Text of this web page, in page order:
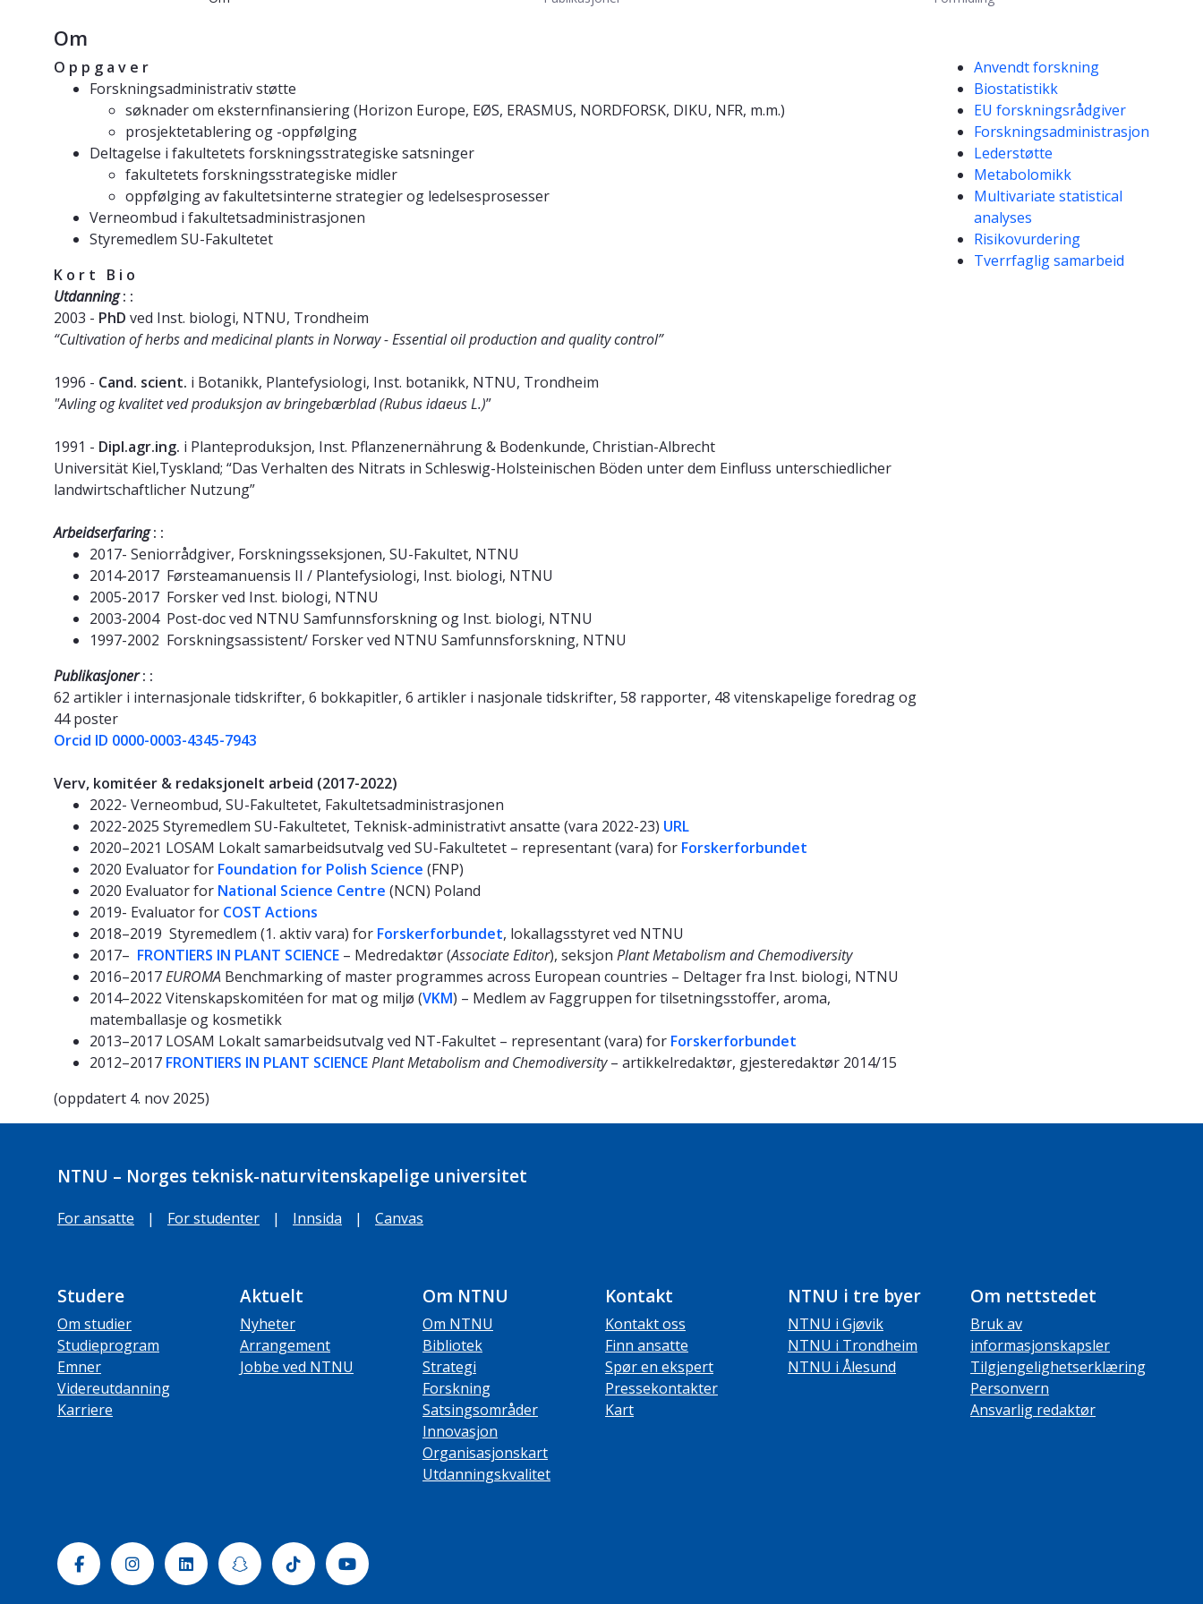
Om
O p p g a v e r
Forskningsadministrativ støtte
søknader om eksternfinansiering (Horizon Europe, EØS, ERASMUS, NORDFORSK, DIKU, NFR, m.m.)
prosjektetablering og -oppfølging
Deltagelse i fakultetets forskningsstrategiske satsninger
fakultetets forskningsstrategiske midler
oppfølging av fakultetsinterne strategier og ledelsesprosesser
Verneombud i fakultetsadministrasjonen
Styremedlem SU-Fakultetet
K o r t B i o
Utdanning: :
2003 - PhD ved Inst. biologi, NTNU, Trondheim
“Cultivation of herbs and medicinal plants in Norway - Essential oil production and quality control”
1996 - Cand. scient. i Botanikk, Plantefysiologi, Inst. botanikk, NTNU, Trondheim
"Avling og kvalitet ved produksjon av bringebærblad (Rubus idaeus L.)”
1991 - Dipl.agr.ing. i Planteproduksjon, Inst. Pflanzenernährung & Bodenkunde, Christian-Albrecht
Universität Kiel,Tyskland; “Das Verhalten des Nitrats in Schleswig-Holsteinischen Böden unterdem Einfluss unterschiedlicher
landwirtschaftlicher Nutzung”
Arbeidserfaring: :
2017- Seniorrådgiver, Forskningsseksjonen, SU-Fakultet, NTNU
2014-2017 Førsteamanuensis II / Plantefysiologi, Inst. biologi, NTNU
2005-2017 Forsker ved Inst. biologi, NTNU
2003-2004 Post-doc ved NTNU Samfunnsforskning og Inst. biologi, NTNU
1997-2002 Forskningsassistent/ Forsker ved NTNU Samfunnsforskning, NTNU
Publikasjoner: :
62 artikler i internasjonale tidskrifter, 6 bokkapitler, 6 artikler i nasjonale tidskrifter, 58 rapporter, 48 vitenskapelige foredrag og
44 poster
Orcid ID 0000-0003-4345-7943
Verv, komitéer & redaksjonelt arbeid (2017-2022)
2022- Verneombud, SU-Fakultetet, Fakultetsadministrasjonen
2022-2025 Styremedlem SU-Fakultetet, Teknisk-administrativt ansatte (vara 2022-23) URL
2020–2021 LOSAM Lokalt samarbeidsutvalg ved SU-Fakultetet – representant (vara) for Forskerforbundet
2020 Evaluator for Foundation for Polish Science (FNP)
2020 Evaluator for National Science Centre (NCN) Poland
2019- Evaluator for COST Actions
2018–2019 Styremedlem (1. aktiv vara) for Forskerforbundet, lokallagsstyret ved NTNU
2017– FRONTIERS IN PLANT SCIENCE – Medredaktør (Associate Editor), seksjon Plant Metabolism and Chemodiversity
2016–2017EUROMA Benchmarking of master programmes across European countries – Deltager fra Inst. biologi, NTNU
2014–2022 Vitenskapskomitéen for mat og miljø (VKM) – Medlem av Faggruppen for tilsetningsstoffer, aroma,
matemballasje og kosmetikk
2013–2017 LOSAM Lokalt samarbeidsutvalg ved NT-Fakultet – representant (vara) for Forskerforbundet
2012–2017 FRONTIERS IN PLANT SCIENCEPlant Metabolism and Chemodiversity– artikkelredaktør, gjesteredaktør 2014/15
(oppdatert 4. nov 2025)
Kompetanseord
Anvendt forskning
Biostatistikk
EU forskningsrådgiver
Forskningsadministrasjon
Lederstøtte
Metabolomikk
Multivariate statistical
analyses
Risikovurdering
Tverrfaglig samarbeid
NTNU – Norges teknisk-naturvitenskapelige universitet
For ansatte | For studenter | Innsida | Canvas
Studere
Om studier
Studieprogram
Emner
Videreutdanning
Karriere
Aktuelt
Nyheter
Arrangement
Jobbe ved NTNU
Om NTNU
Om NTNU
Bibliotek
Strategi
Forskning
Satsingsområder
Innovasjon
Organisasjonskart
Utdanningskvalitet
Kontakt
Kontakt oss
Finn ansatte
Spør en ekspert
Pressekontakter
Kart
NTNU i tre byer
NTNU i Gjøvik
NTNU i Trondheim
NTNU i Ålesund
Om nettstedet
Bruk av
informasjonskapsler
Tilgjengelighetserklæring
Personvern
Ansvarlig redaktør
FacebookInstagramLinkedinSnapchatTiktok Youtube